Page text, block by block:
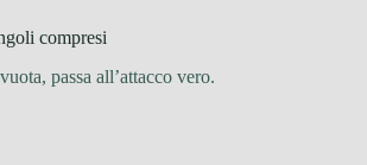
compresi
passa all’attacco vero.